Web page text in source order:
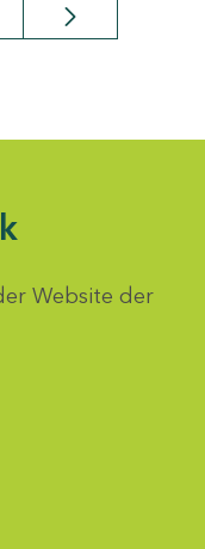
Website der
auswählen